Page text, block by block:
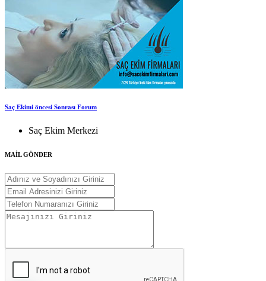
Saç Ekimi öncesi Sonrası Forum
Saç Ekim Merkezi
MAİL GÖNDER